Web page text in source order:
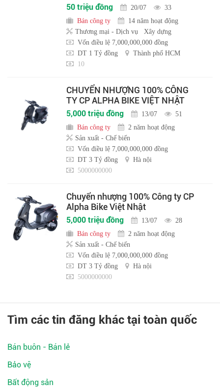
50 triệu đồng 20/07
33
Bán công ty
14 năm hoạt động
Thương mại - Dịch vụ
Xây dựng
Vốn điều lệ 7,000,000,000 đồng
DT 1 Tỷ đồng
Thành phố HCM
10
CHUYỂN NHƯỢNG 100% CÔNG
TY CP ALPHA BIKE VIỆT NHẬT
5,000 triệu đồng 13/07
51
Bán công ty
2 năm hoạt động
Sản xuất - Chế biến
Vốn điều lệ 7,000,000,000 đồng
DT 3 Tỷ đồng
Hà nội
5000000000
Chuyển nhượng 100% Công ty CP
Alpha Bike Việt Nhật
5,000 triệu đồng 13/07
28
Bán công ty
2 năm hoạt động
Sản xuất - Chế biến
Vốn điều lệ 7,000,000,000 đồng
DT 3 Tỷ đồng
Hà nội
5000000000
Tìm các tin đăng khác tại toàn quốc
Bán buôn - Bán lẻ
Bảo vệ
Bất động sản